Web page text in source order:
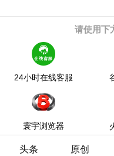
请使用下
24小时在线客服
寰宇浏览器
头条 原创